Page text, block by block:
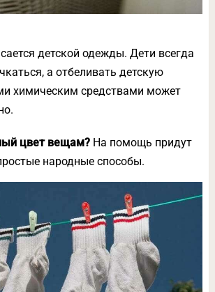
детской одежды. Дети всегда
а отбеливать детскую
химическим средствами может
цвет вещам?На помощь придут
народные способы.